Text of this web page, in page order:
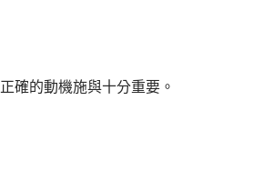
確的動機施與十分重要。